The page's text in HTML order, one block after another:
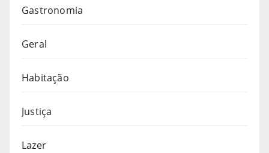
Gastronomia
Geral
Habitação
Justiça
Lazer